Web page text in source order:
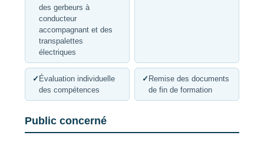
des gerbeurs à
conducteur
accompagnant et des
transpalettes
électriques
✓ Évaluation individuelle
des compétences
✓ Remise des documents
de fin de formation
Public concerné